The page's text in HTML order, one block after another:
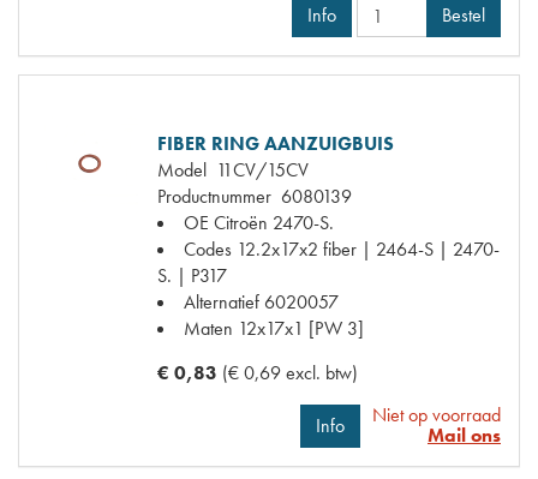
Info Bestel
FIBER RING AANZUIGBUIS
Model 11CV/15CV
Productnummer 6080139
OE Citroën 2470-S.
Codes 12.2x17x2 fiber | 2464-S | 2470-
S. | P317
Alternatief 6020057
Maten 12x17x1 [PW 3]
€ 0,83 (€ 0,69 excl. btw)
Info
Niet op voorraad
Mail ons